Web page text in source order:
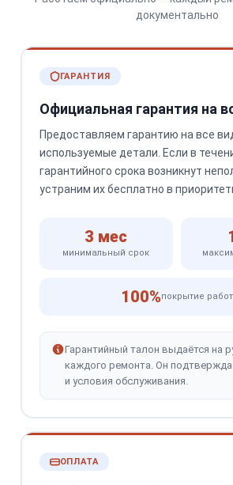
документально
ГАРАНТИЯ
Официальная гарантия на
Предоставляем гарантию на все
используемые детали. Если в
гарантийного срока возникнут
устраним их бесплатно в
3 мес
минимальный срок
100%покрытие работ
Гарантийный талон выдаётся на
каждого ремонта. Он
и условия обслуживания.
ОПЛАТА